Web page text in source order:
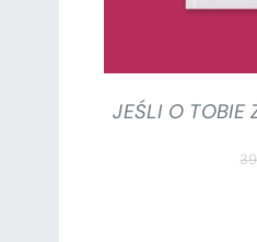
JEŚLI O TOBIE